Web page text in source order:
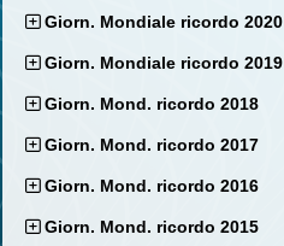
Giorn. Mondiale ricordo 2020
Giorn. Mondiale ricordo 2019
Giorn. Mond. ricordo 2018
Giorn. Mond. ricordo 2017
Giorn. Mond. ricordo 2016
Giorn. Mond. ricordo 2015